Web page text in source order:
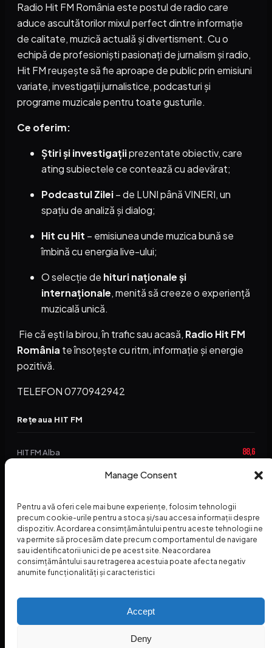
Manage Consent
Pentru a vă oferi cele mai bune experiențe, folosim tehnologii
precum cookie-urile pentru a stoca și/sau accesa informații despre
dispozitiv. Acordarea consimțământului pentru aceste tehnologii ne
va permite să procesăm date precum comportamentul de navigare
sau identificatorii unici de pe acest site. Neacordarea
consimțământului sau retragerea acestuia poate afecta negativ
anumite funcționalități și caracteristici
Accept
Deny
Radio Hit FM România este postul de radio care
aduce ascultătorilor mixul perfect dintre informație
de calitate, muzică actuală și divertisment. Cu o
echipă de profesioniști pasionați de jurnalism și radio,
Hit FM reușește să fie aproape de public prin emisiuni
variate, investigații jurnalistice, podcasturi și
programe muzicale pentru toate gusturile.
Ce oferim:
Știri și investigațiiprezentate obiectiv, care
ating subiectele ce contează cu adevărat;
Podcastul Zilei– de LUNI până VINERI, un
spațiu de analiză și dialog;
Hit cu Hit – emisiunea unde muzica bună se
îmbină cu energia live-ului;
O selecție de hituri naționale și
internaționale, menită să creeze o experiență
muzicală unică.
Fie că ești la birou, în trafic sau acasă, Radio Hit FM
România te însoțește cu ritm, informație și energie
pozitivă.
TELEFON 0770942942
Rețeaua HIT FM
HIT FM Alba 88,6
94,2
HIT FM Abrud 94,3
HIT FM Horezu 95,1
HIT FM Nehoiu 88,2
© 2026 Radio Hit FM — SC HITFM GROUP SRL